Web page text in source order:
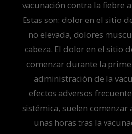
vacunación contra la fiebre
Estas son: dolor en el sitio
no elevada, dolores
cabeza. El dolor en el sitio
comenzar durante la
administración de la
efectos adversos
sistémica, suelen comenzar
unas horas tras la